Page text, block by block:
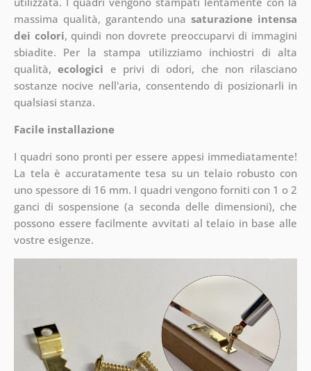
massima qualità, garantendo unasaturazione intensa
dei colori, quindi non dovrete preoccuparvi di immagini
sbiadite. Per la stampa utilizziamo inchiostri di alta
qualità,ecologici e privi di odori, che non rilasciano
sostanze nocive nell'aria, consentendo di posizionarli in
qualsiasi stanza.
Facile installazione
I quadri sono pronti per essere appesi immediatamente!
La tela è accuratamente tesa su un telaio robusto con
uno spessore di 16 mm. I quadri vengono forniti con 1 o 2
ganci di sospensione (a seconda delle dimensioni), che
possono essere facilmente avvitati al telaio in base alle
vostre esigenze.